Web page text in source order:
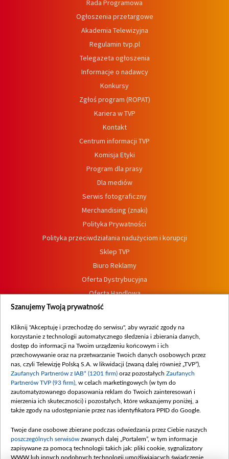
Rada Programowa
Ogłoszenia przetargowe
Akademia Telewizyjna
Regulamin tvp.pl
Telegazeta ogłoszenia
Informacje o nadawcy
Konkursy
Zgłoś program (ROPAT)
Kariera w TVP
Kontakt
Centrum informacji TVP
Komisja Etyki
Program dla prasy
Dla mediów
Serwis fotograficzny
Merchandising (znaki)
Polityka Prywatności
Polityka przeciwdziałania nadużyciom i korupcji
Sklep TVP
Biuro Reklamy
Oferta Dystrybucyjna
Oferta Handlowa
Dostępność
Procedura zgłoszeń wewnętrznych
Szanujemy Twoją prywatność
Kliknij "Akceptuję i przechodzę do serwisu", aby wyrazić zgody na
korzystanie z technologii automatycznego śledzenia i zbierania danych,
dostęp do informacji na Twoim urządzeniu końcowym i ich
przechowywanie oraz na przetwarzanie Twoich danych osobowych przez
nas, czyli Telewizję Polską S.A. w likwidacji (zwaną dalej również „TVP”),
Zaufanych Partnerów z IAB* (1201 firm) oraz pozostałych Zaufanych
Partnerów TVP (93 firm) , w celach marketingowych (w tym do
zautomatyzowanego dopasowania reklam do Twoich zainteresowań i
mierzenia ich skuteczności) i pozostałych, które wskazujemy poniżej, a
także zgody na udostępnianie przez nas identyfikatora PPID do Google.
Twoje dane osobowe zbierane podczas odwiedzania przez Ciebie naszych
poszczególnych serwisów zwanych dalej „Portalem”, w tym informacje
zapisywane za pomocą technologii takich jak: pliki cookie, sygnalizatory
WWW lub innych podobnych technologii umożliwiających świadczenie